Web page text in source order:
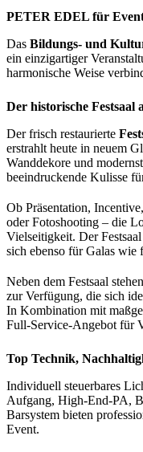
PETER EDEL für
Das Bildungs- und
ein einzigartiger
harmonische Weise
Der historische Festsaal
Der frisch restaurierte
erstrahlt heute in neuem
Wanddekore und
beeindruckende Kulisse
Ob Präsentation,
oder Fotoshooting – die
Vielseitigkeit. Der
sich ebenso für Galas wie
Neben dem Festsaal stehen
zur Verfügung, die sich
In Kombination mit
Full-Service-Angebot für
Top Technik,
Individuell steuerbares
Aufgang, High-End-PA,
Barsystem bieten
Event.